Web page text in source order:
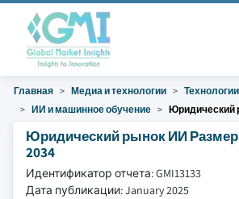
Главная Медиа и технологии
ИИ и машинное обучение
Юридический
Юридический рынок ИИ Размер
2034
Идентификатор отчета: GMI13133
Дата публикации: January 2025